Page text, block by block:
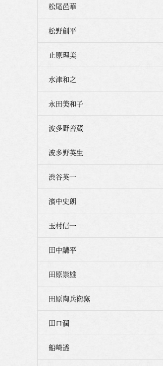
松尾邑華
松野創平
止原理美
水津和之
永田美和子
波多野善蔵
波多野英生
渋谷英一
濱中史朗
玉村信一
田中講平
田原崇雄
田原陶兵衛窯
田口潤
船崎透